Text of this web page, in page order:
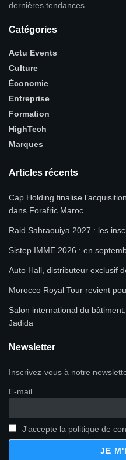
dernières tendances.
Catégories
Actu Events
Culture
Économie
Entreprise
Formation
HighTech
Marques
Articles récents
Cap Holding finalise
dans Forafric Maroc
Raid Sahraouiya 2027 : les
Sistep IMME 2026 : en
Auto Hall, distributeur exclusif
Morocco Royal Tour revient
Salon international du
Jadida
Newsletter
Inscrivez-vous à notre
E-mail
J'accepte la politique de